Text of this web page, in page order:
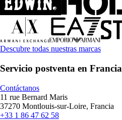
Descubre todas nuestras marcas
Servicio postventa en Francia
Contáctanos
11 rue Bernard Maris
37270 Montlouis-sur-Loire, Francia
+33 1 86 47 62 58